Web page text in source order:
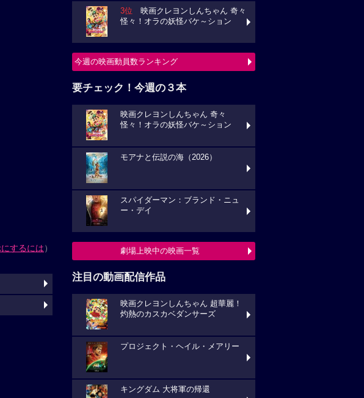
するには）
3位 映画クレヨンしんちゃん 奇々
怪々！オラの妖怪バケ～ション
今週の映画動員数ランキング
要チェック！今週の３本
映画クレヨンしんちゃん 奇々
怪々！オラの妖怪バケ～ション
モアナと伝説の海（2026）
スパイダーマン：ブランド・ニュ
ー・デイ
劇場上映中の映画一覧
注目の動画配信作品
映画クレヨンしんちゃん 超華麗！
灼熱のカスカベダンサーズ
プロジェクト・ヘイル・メアリー
キングダム 大将軍の帰還